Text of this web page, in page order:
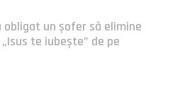
obligat un șofer să elimine
te iubește” de pe